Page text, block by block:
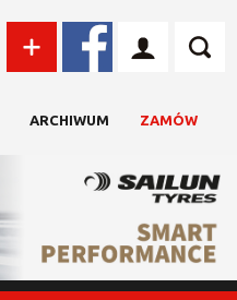
ARCHIWUM ZAMÓW